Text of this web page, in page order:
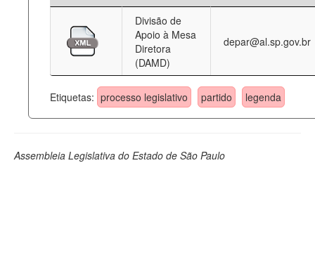
Divisão de
Apoio à Mesa
Diretora
(DAMD)
depar@al.sp.gov.br
Etiquetas: processo legislativo partido legenda
Assembleia Legislativa do Estado de São Paulo